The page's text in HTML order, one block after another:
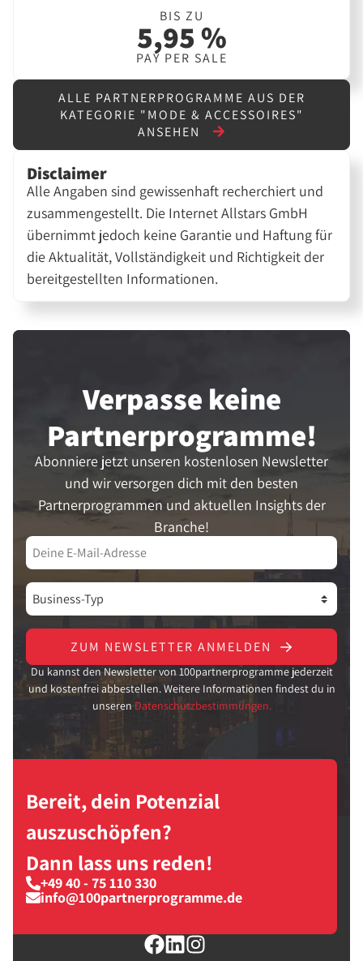
BIS ZU
5,95 %
PAY PER SALE
ALLE PARTNERPROGRAMME AUS DER
KATEGORIE "MODE & ACCESSOIRES"
ANSEHEN
Disclaimer
Alle Angaben sind gewissenhaft recherchiert und
zusammengestellt. Die Internet Allstars GmbH
übernimmt jedoch keine Garantie und Haftung für
die Aktualität, Vollständigkeit und Richtigkeit der
bereitgestellten Informationen.
Verpasse keine
Partner­programme!
Abonniere jetzt unseren kostenlosen Newsletter
und wir versorgen dich mit den besten
Partnerprogrammen und aktuellen Insights der
Branche!
ZUM NEWSLETTER ANMELDEN
Du kannst den Newsletter von 100partnerprogramme jederzeit
und kostenfrei abbestellen. Weitere Informationen findest du in
unseren Datenschutzbestimmungen.
Bereit, dein Potenzial
auszuschöpfen?
Dann lass uns reden!
+49 40 - 75 110 330
info@100partnerprogramme.de